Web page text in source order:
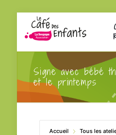
Signe avec bébé
et le printemps
Accueil Tous les